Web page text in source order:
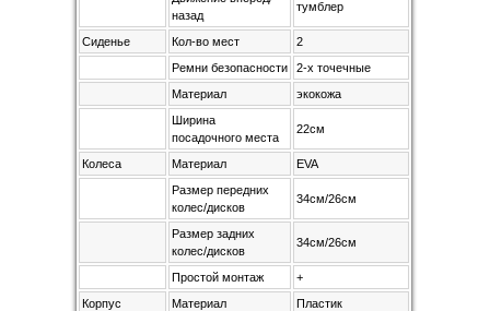
назад
тумблер
Сиденье Кол-во мест
2
Ремни безопасности
2-х точечные
Материал
экокожа
Ширина
посадочного места
22см
Колеса Материал
EVA
Размер передних
колес/дисков
34см/26см
Размер задних
колес/дисков
34см/26см
Простой монтаж
+
Корпус
Материал
Пластик